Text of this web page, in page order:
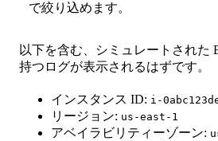
で絞り込めます。
以下を含む、シミュレートされた
持つログが表示されるはずです。
インスタンス ID: i-
リージョン: us-east-1
アベイラビリティーゾーン: